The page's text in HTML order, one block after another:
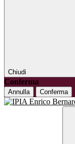
Chiudi
Conferma
Annulla Conferma